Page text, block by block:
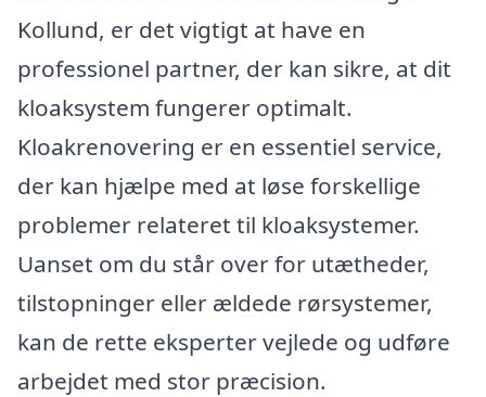
Kollund, er det vigtigt at have en
professionel partner, der kan sikre, at dit
kloaksystem fungerer optimalt.
Kloakrenovering er en essentiel service,
der kan hjælpe med at løse forskellige
problemer relateret til kloaksystemer.
Uanset om du står over for utætheder,
tilstopninger eller ældede rørsystemer,
kan de rette eksperter vejlede og udføre
arbejdet med stor præcision.